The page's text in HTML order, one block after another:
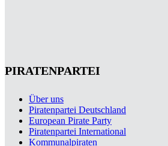
PIRATENPARTEI
Über uns
Piratenpartei Deutschland
European Pirate Party
Piratenpartei International
Kommunalpiraten